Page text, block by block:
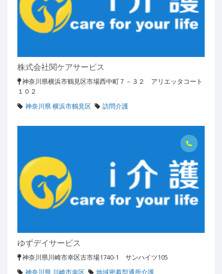
株式会社関ケアサービス
神奈川県横浜市鶴見区市場西中町７－３２ アリエッタコート
１０２
神奈川県 横浜市鶴見区
訪問介護
ゆずデイサービス
神奈川県川崎市幸区古市場1740-1 サンハイツ105
神奈川県 川崎市幸区
地域密着型通所介護